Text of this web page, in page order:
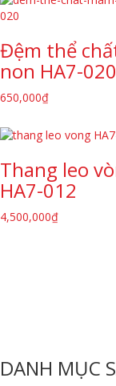
Đệm thể
non HA7-020
650,000₫
Thang leo
HA7-012
4,500,000₫
DANH MỤC